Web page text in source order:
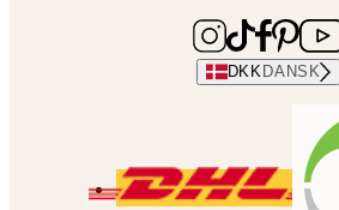
DKK DANSK